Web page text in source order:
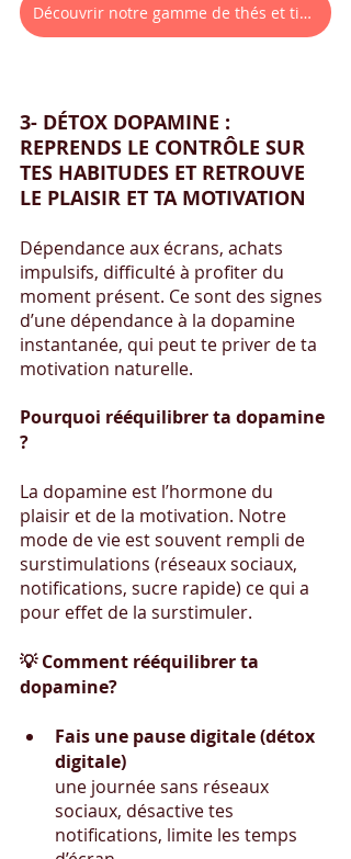
Découvrir notre gamme de thés et tisanes
3- DÉTOX DOPAMINE :
REPRENDS LE CONTRÔLE SUR
TES HABITUDES ET RETROUVE
LE PLAISIR ET TA MOTIVATION
Dépendance aux écrans, achats
impulsifs, difficulté à profiter du
moment présent. Ce sont des signes
d’une dépendance à la dopamine
instantanée, qui peut te priver de ta
motivation naturelle.
Pourquoi rééquilibrer ta dopamine
?
La dopamine est l’hormone du
plaisir et de la motivation. Notre
mode de vie est souvent rempli de
surstimulations (réseaux sociaux,
notifications, sucre rapide) ce qui a
pour effet de la surstimuler.
💡 Comment rééquilibrer ta
dopamine?
Fais une pause digitale (détox
digitale)
une journée sans réseaux
sociaux, désactive tes
notifications, limite les temps